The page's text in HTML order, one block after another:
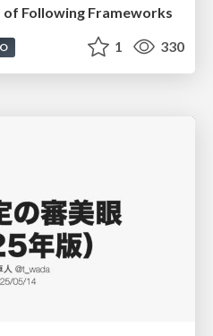
of Following Frameworks
1 330